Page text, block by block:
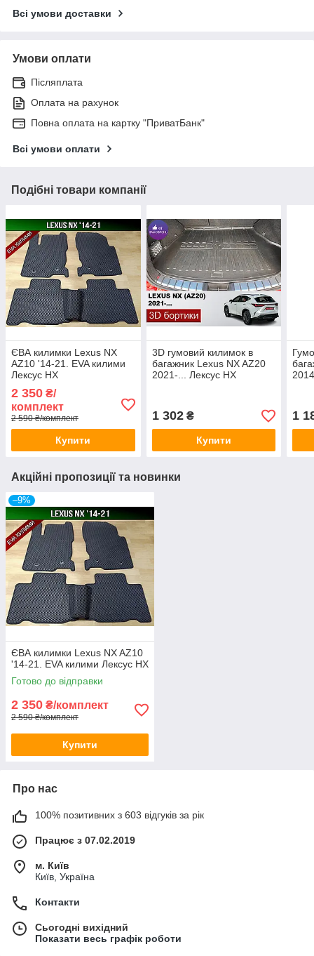
Всі умови доставки
Умови оплати
Післяплата
Оплата на рахунок
Повна оплата на картку "ПриватБанк"
Всі умови оплати
Подібні товари компанії
ЄВА килимки Lexus NX
AZ10 '14-21. EVA килими
Лексус НХ
2 350 ₴/
комплект
2 590 ₴/комплект
Купити
3D гумовий килимок в
багажник Lexus NX AZ20
2021-... Лексус НХ
1 302₴
Купити
1
Акційні пропозиції та новинки
–9%
ЄВА килимки Lexus NX AZ10
'14-21. EVA килими Лексус НХ
Готово до відправки
2 350 ₴/комплект
2 590 ₴/комплект
Купити
Про нас
100% позитивних з 603 відгуків за рік
Працює з 07.02.2019
м. Київ
Київ, Україна
Контакти
Сьогодні вихідний
Показати весь графік роботи